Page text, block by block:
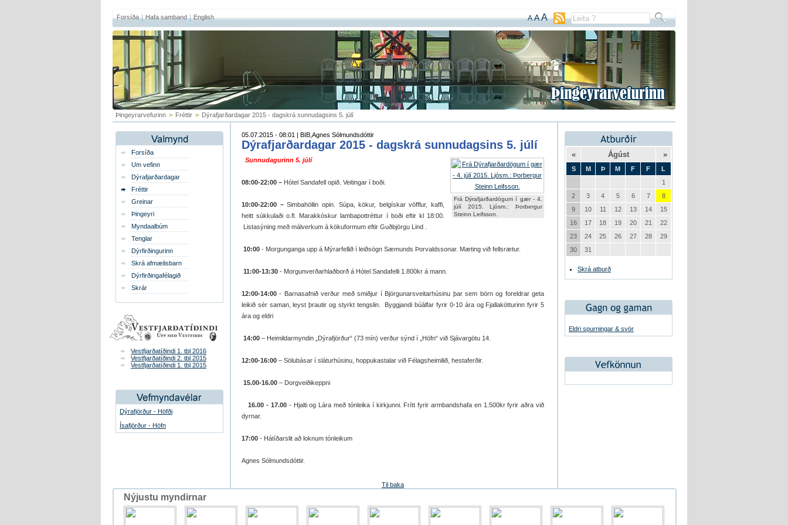
Forsíða Hafa samband English A AA
Þingeyrarvefurinn > Fréttir > Dýrafjarðardagar 2015 - dagskrá sunnudagsins 5. júlí
Forsíða
Um vefinn
Dýrafjarðardagar
Fréttir
Greinar
Þingeyri
Myndaalbúm
Tenglar
Dýrfirðingurinn
Skrá afmælisbarn
Dýrfirðingafélagið
Skrár
Vestfjarðatíðindi 1. tbl 2016
Vestfjarðatíðindi 2. tbl 2015
Vestfjarðatíðindi 1. tbl 2015
Dýrafjörður - Höfði
Ísafjörður - Höfn
05.07.2015 - 08:01 | BIB,Agnes Sólmundsdóttir
Dýrafjarðardagar 2015 - dagskrá sunnudagsins 5. júlí
Frá Dýrafjarðardögum í gær - 4.
júlí 2015. Ljósm.: Þorbergur
Steinn Leifsson.
Sunnudagurinn 5. júlí
08:00-22:00 – Hótel Sandafell opið. Veitingar í boði.
10:00-22:00 –Simbahöllin opin. Súpa, kökur, belgískar vöfflur, kaffi,
heitt súkkulaði o.fl. Marakkóskur lambapottréttur í boði eftir kl 18:00.
Listasýning með málverkum á kökuformum eftir Guðbjörgu Lind .
10:00 - Morgunganga upp á Mýrarfellið í leiðsögn Sæmunds Þorvaldssonar. Mæting við fellsrætur.
11:00-13:30 - Morgunverðarhlaðborð á Hótel Sandafelli 1.800kr á mann.
12:00-14:00 - Barnasafnið verður með smiðjur í Björgunarsveitarhúsinu þar sem börn og foreldrar geta
leikið sér saman, leyst þrautir og styrkt tengslin. Byggjandi búálfar fyrir 0-10 ára og Fjallakötturinn fyrir 5
ára og eldri
14:00 – Heimildarmyndin „Dýrafjörður“ (73 mín) verður sýnd í „Höfn“ við Sjávargötu 14.
12:00-16:00 – Sölubásar í sláturhúsinu, hoppukastalar við Félagsheimilið, hestaferðir.
15.00-16.00 – Dorgveiðikeppni
16.00 - 17.00 - Hjalti og Lára með tónleika í kirkjunni. Frítt fyrir armbandshafa en 1.500kr fyrir aðra við
dyrnar.
17:00 - Hátíðarslit að loknum tónleikum
Agnes Sólmundsdóttir.
Til baka
« Ágúst »
S M Þ M F F
L
1
2
3 4 5 6 7
8
9
10 11 12 13 14
15
16
17 18 19 20 21
22
23
24 25 26 27 28
29
30
31
Skrá atburð
Eldri spurningar & svör
Nýjustu myndirnar